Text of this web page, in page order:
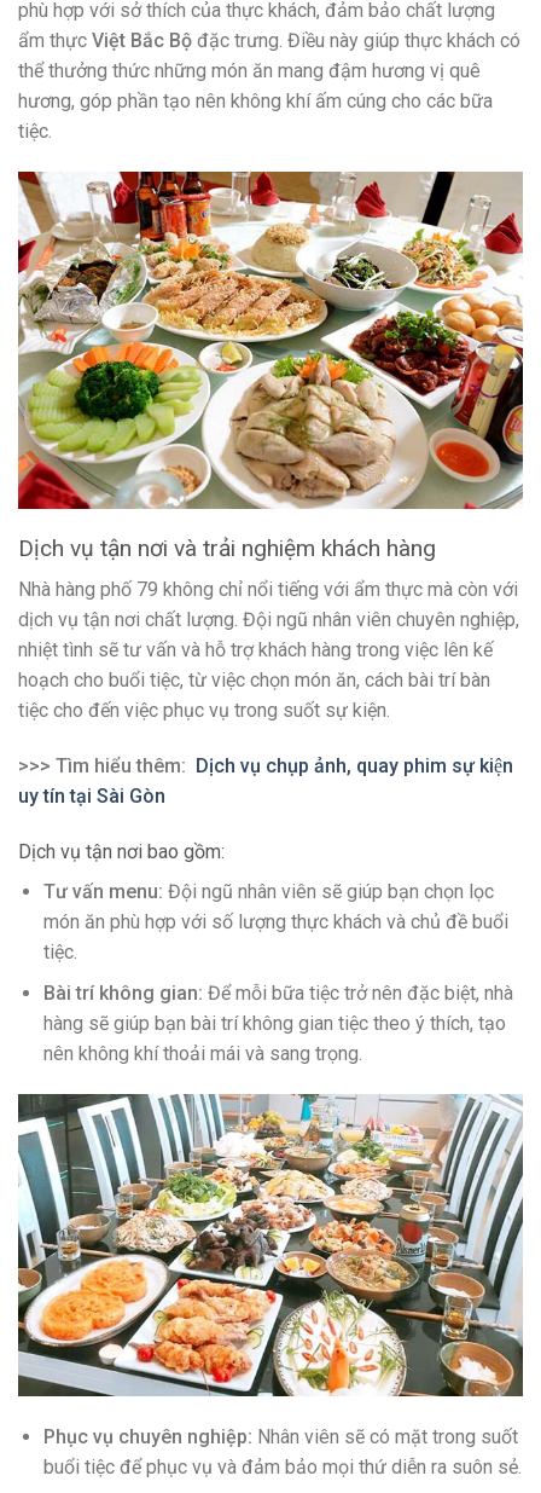
phù hợp với sở thích của thực khách, đảm bảo chất lượng
ẩm thực Việt Bắc Bộ đặc trưng. Điều này giúp thực khách có
thể thưởng thức những món ăn mang đậm hương vị quê
hương, góp phần tạo nên không khí ấm cúng cho các bữa
tiệc.
Dịch vụ tận nơi và trải nghiệm khách hàng
Nhà hàng phố 79 không chỉ nổi tiếng với ẩm thực mà còn với
dịch vụ tận nơi chất lượng. Đội ngũ nhân viên chuyên nghiệp,
nhiệt tình sẽ tư vấn và hỗ trợ khách hàng trong việc lên kế
hoạch cho buổi tiệc, từ việc chọn món ăn, cách bài trí bàn
tiệc cho đến việc phục vụ trong suốt sự kiện.
>>> Tìm hiểu thêm: Dịch vụ chụp ảnh, quay phim sự kiện
uy tín tại Sài Gòn
Dịch vụ tận nơi bao gồm:
Tư vấn menu: Đội ngũ nhân viên sẽ giúp bạn chọn lọc
món ăn phù hợp với số lượng thực khách và chủ đề buổi
tiệc.
Bài trí không gian: Để mỗi bữa tiệc trở nên đặc biệt, nhà
hàng sẽ giúp bạn bài trí không gian tiệc theo ý thích, tạo
nên không khí thoải mái và sang trọng.
Phục vụ chuyên nghiệp: Nhân viên sẽ có mặt trong suốt
buổi tiệc để phục vụ và đảm bảo mọi thứ diễn ra suôn sẻ.